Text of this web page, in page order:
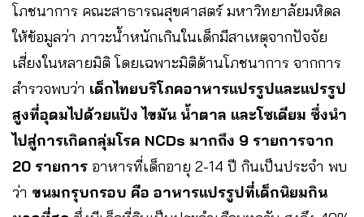
โภชนาการ คณะสาธารณสุขศาสตร์ มหาวิทยาลัยมหิดล
ให้ข้อมูลว่า ภาวะน้ำหนักเกินในเด็กมีสาเหตุจากปัจจัย
เสี่ยงในหลายมิติ โดยเฉพาะมิติด้านโภชนาการ จากการ
สำรวจพบว่า เด็กไทยบริโภคอาหารแปรรูปและแปรรูป
สูงที่อุดมไปด้วยแป้ง ไขมัน น้ำตาล และโซเดียม ซึ่งนำ
ไปสู่การเกิดกลุ่มโรค NCDs มากถึง 9 รายการจาก
20 รายการ อาหารที่เด็กอายุ 2-14 ปี กินเป็นประจำ พบ
ว่า ขนมกรุบกรอบ คือ อาหารแปรรูปที่เด็กนิยมกิน